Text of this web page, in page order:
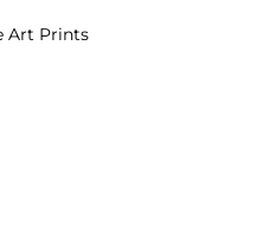
Art Prints